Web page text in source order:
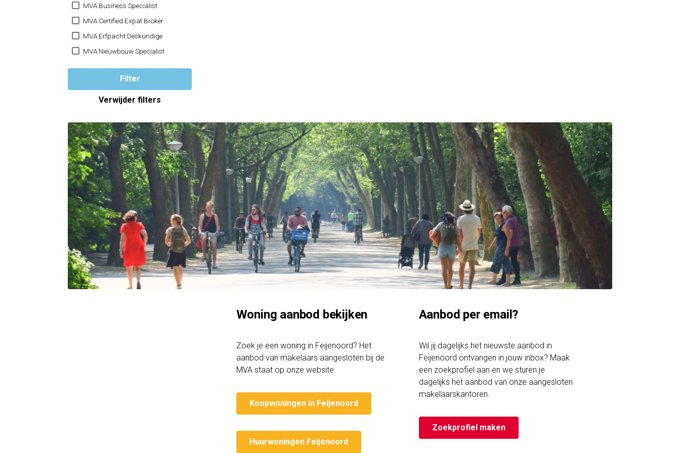
MVA Business Specialist
MVA Certified Expat Broker
MVA Erfpacht Deskundige
MVA Nieuwbouw Specialist
Filter
Verwijder filters
Woning aanbod bekijken
Zoek je een woning in Feijenoord? Het
aanbod van makelaars aangesloten bij de
MVA staat op onze website.
Koopwoningen in Feijenoord
Huurwoningen Feijenoord
Aanbod per email?
Wil jij dagelijks het nieuwste aanbod in
Feijenoord ontvangen in jouw inbox? Maak
een zoekprofiel aan en we sturen je
dagelijks het aanbod van onze aangesloten
makelaarskantoren.
Zoekprofiel maken